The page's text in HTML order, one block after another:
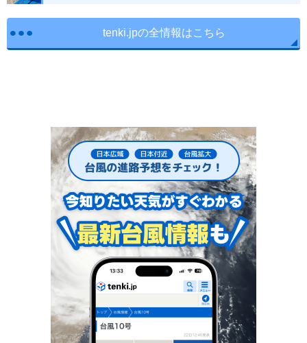
tenki.jpの全情報はこちら